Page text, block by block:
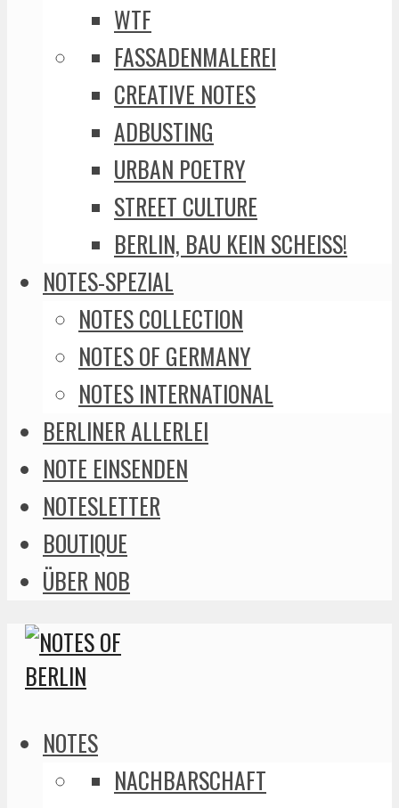
WTF
FASSADENMALEREI
CREATIVE NOTES
ADBUSTING
URBAN POETRY
STREET CULTURE
BERLIN, BAU KEIN SCHEISS!
NOTES-SPEZIAL
NOTES COLLECTION
NOTES OF GERMANY
NOTES INTERNATIONAL
BERLINER ALLERLEI
NOTE EINSENDEN
NOTESLETTER
BOUTIQUE
ÜBER NOB
NOTES
NACHBARSCHAFT